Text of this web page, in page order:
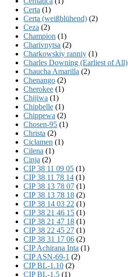
Certa (1)
Certa (weißblühend) (2)
Ceza (2)
Champion (1)
Charivnytsa (2)
Charkowskiy ranniy (1)
Charles Downing (Earliest of All)
Chaucha Amarilla (2)
Chenango (2)
Cherokee (1)
Chijiwa (1)
Chipbelle (1)
Chippewa (2)
Chosen-95 (1)
Christa (2)
Ciclamen (1)
Cilena (1)
Cinja (2)
CIP 38 11 09 05 (1)
CIP 38 11 78 14 (1)
CIP 38 13 78 07 (1)
CIP 38 13 78 18 (2)
CIP 38 14 03 22 (1)
CIP 38 21 46 15 (1)
CIP 38 21 47 18 (1)
CIP 38 22 45 27 (1)
CIP 38 31 17 06 (2)
CIP Achirana Inta (1)
CIP ASN-69-1 (2)
CIP BL-1.10 (2)
CIP BL-1.5 (1)